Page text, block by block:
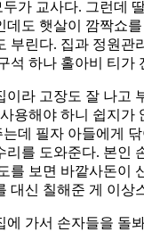
가 교사다. 그런데
데도 햇살이 깜짝쇼
부린다. 집과 정원관
석 하나 홀아비 티가
이라 고장도 잘 나고
용해야 하니 쉽지가
데 필자 아들에게
리를 도와준다. 본인
를 보면 바깥사돈이
대신 칠해준 게 이상
에 가서 손자들을 돌